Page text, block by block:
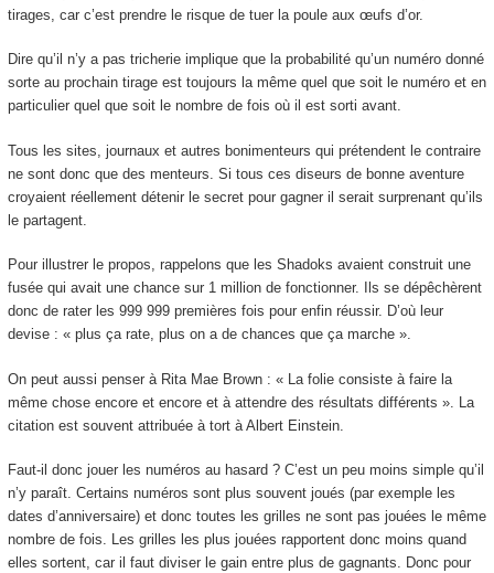
tirages, car c’est prendre le risque de tuer la poule aux œufs d’or.
Dire qu’il n’y a pas tricherie implique que la probabilité qu’un numéro donné
sorte au prochain tirage est toujours la même quel que soit le numéro et en
particulier quel que soit le nombre de fois où il est sorti avant.
Tous les sites, journaux et autres bonimenteurs qui prétendent le contraire
ne sont donc que des menteurs. Si tous ces diseurs de bonne aventure
croyaient réellement détenir le secret pour gagner il serait surprenant qu’ils
le partagent.
Pour illustrer le propos, rappelons que les Shadoks avaient construit une
fusée qui avait une chance sur 1 million de fonctionner. Ils se dépêchèrent
donc de rater les 999 999 premières fois pour enfin réussir. D’où leur
devise : « plus ça rate, plus on a de chances que ça marche ».
On peut aussi penser à Rita Mae Brown : « La folie consiste à faire la
même chose encore et encore et à attendre des résultats différents ». La
citation est souvent attribuée à tort à Albert Einstein.
Faut-il donc jouer les numéros au hasard ? C’est un peu moins simple qu’il
n’y paraît. Certains numéros sont plus souvent joués (par exemple les
dates d’anniversaire) et donc toutes les grilles ne sont pas jouées le même
nombre de fois. Les grilles les plus jouées rapportent donc moins quand
elles sortent, car il faut diviser le gain entre plus de gagnants. Donc pour